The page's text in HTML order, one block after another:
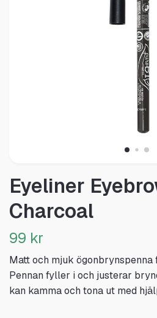
Eyeliner
Charcoal
99 kr
Matt och mjuk ögonbrynspenna
Pennan fyller i och justerar
kan kamma och tona ut med